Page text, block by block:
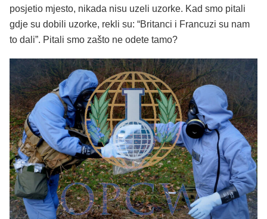
posjetio mjesto, nikada nisu uzeli uzorke. Kad smo pitali
gdje su dobili uzorke, rekli su: “Britanci i Francuzi su nam
to dali”. Pitali smo zašto ne odete tamo?